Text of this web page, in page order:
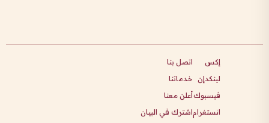
إكس
لينكدإن
فيسبوك
انستغرام
اتصل بنا
خدماتنا
أعلن معنا
اشترك في البيان